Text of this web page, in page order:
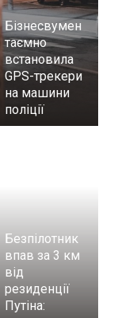
Бізнесвумен
таємно
встановила
GPS-трекери
на машини
поліції
Безпілотник
впав за 3 км
від
резиденції
Путіна: